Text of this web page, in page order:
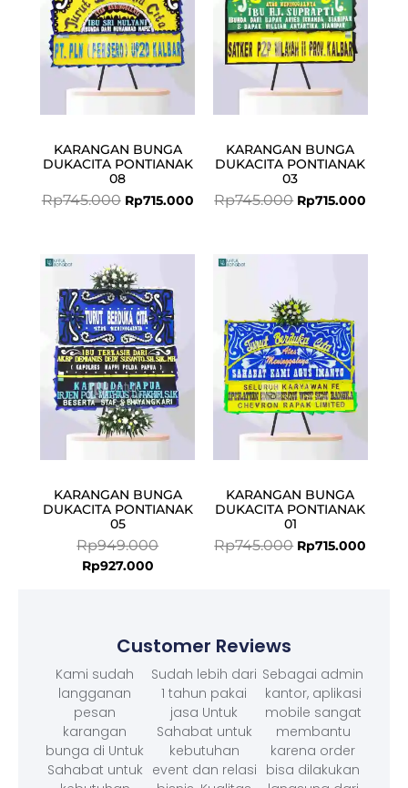
KARANGAN BUNGA
DUKACITA PONTIANAK
08
Rp745.000 Rp715.000
KARANGAN BUNGA
DUKACITA PONTIANAK
03
Rp745.000 Rp715.000
KARANGAN BUNGA
DUKACITA PONTIANAK
05
Rp949.000
was:
Rp949.000.
Rp927.000
is:
Rp927.000.
KARANGAN BUNGA
DUKACITA PONTIANAK
01
Rp745.000
was:
Rp745.000.
Rp715.000
Customer Reviews
Kami sudah
langganan
pesan
karangan
bunga di Untuk
Sahabat untuk
Sudah lebih dari
1 tahun pakai
jasa Untuk
Sahabat untuk
kebutuhan
event dan relasi
Sebagai admin
kantor, aplikasi
mobile sangat
membantu
karena order
bisa dilakukan